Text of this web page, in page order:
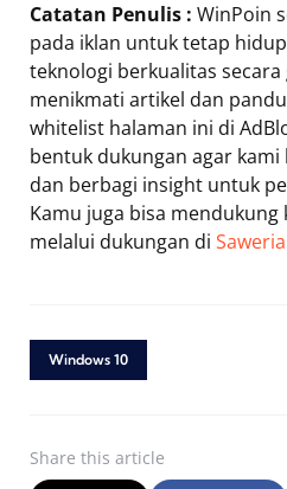
Catatan Penulis : WinPoin
pada iklan untuk tetap
teknologi berkualitas
menikmati artikel dan
whitelist halaman ini di
bentuk dukungan agar
dan berbagi insight untuk
Kamu juga bisa mendukung
melalui dukungan di Saweria
Windows 10
Share this article